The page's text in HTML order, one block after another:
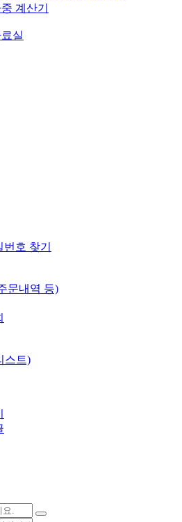
계산기
실
호 찾기
문내역 등)
스트)